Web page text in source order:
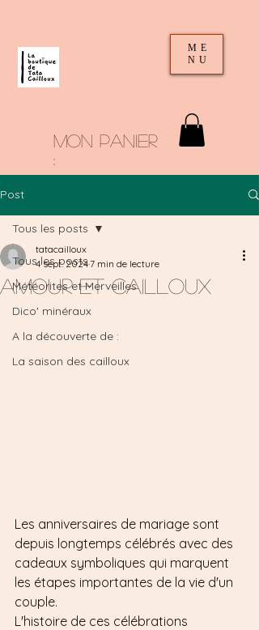
mon panier
:
ME
NU
Post
Tous les posts
Météorites et Merveilles
Dico' minéraux
A la découverte de :
La saison des cailloux
Tous les posts
Amour et Cailloux
tatacailloux
4 sept. 20247 min de lecture
Les anniversaires de mariage sont
depuis longtemps célébrés avec des
cadeaux symboliques qui marquent
les étapes importantes de la vie d'un
couple.
L'histoire de ces célébrations